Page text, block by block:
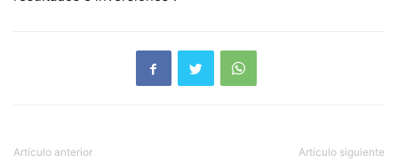
Artículo anterior Artículo siguiente